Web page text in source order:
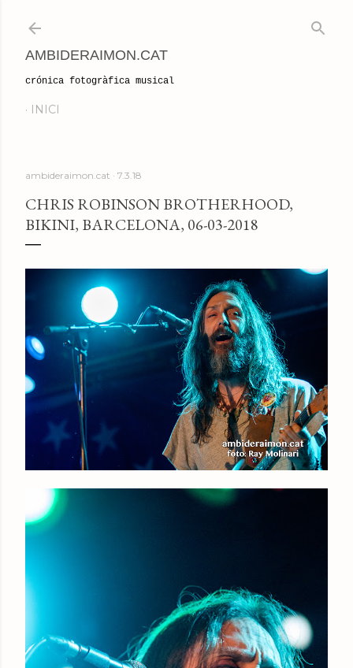
AMBIDERAIMON.CAT
crónica fotogràfica musical
INICI
ambideraimon.cat 7.3.18
CHRIS ROBINSON BROTHERHOOD,
BIKINI, BARCELONA, 06-03-2018